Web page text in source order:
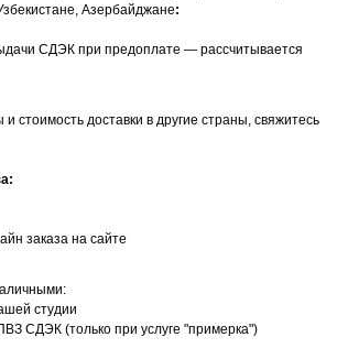
Азербайджане:
СДЭК при предоплате — рассчитывается
стоимость доставки в другие страны, свяжитесь
заказа на сайте
студии
СДЭК (только при услуге "примерка")